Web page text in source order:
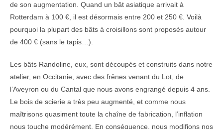
de son augmentation. Quand un bât asiatique arrivait à
Rotterdam à 100 €, il est désormais entre 200 et 250 €. Voilà
pourquoi la plupart des bâts à croisillons sont proposés autour
de 400 € (sans le tapis…).
Les bâts Randoline, eux, sont découpés et construits dans notre
atelier, en Occitanie, avec des frênes venant du Lot, de
l’Aveyron ou du Cantal que nous avons engrangé depuis 4 ans.
Le bois de scierie a très peu augmenté, et comme nous
maîtrisons quasiment toute la chaîne de fabrication, l’inflation
nous touche modérément. En conséquence, nous modifions nos